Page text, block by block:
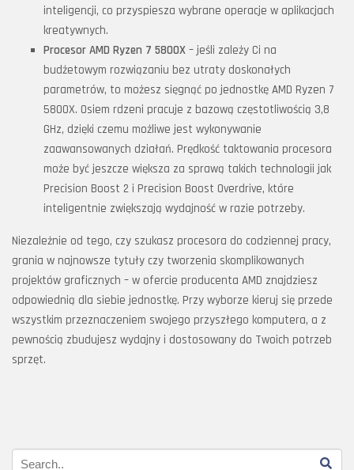
inteligencji, co przyspiesza wybrane operacje w aplikacjach
kreatywnych.
Procesor AMD Ryzen 7 5800X – jeśli zależy Ci na
budżetowym rozwiązaniu bez utraty doskonałych
parametrów, to możesz sięgnąć po jednostkę AMD Ryzen 7
5800X. Osiem rdzeni pracuje z bazową częstotliwością 3,8
GHz, dzięki czemu możliwe jest wykonywanie
zaawansowanych działań. Prędkość taktowania procesora
może być jeszcze większa za sprawą takich technologii jak
Precision Boost 2 i Precision Boost Overdrive, które
inteligentnie zwiększają wydajność w razie potrzeby.
Niezależnie od tego, czy szukasz procesora do codziennej pracy,
grania w najnowsze tytuły czy tworzenia skomplikowanych
projektów graficznych – w ofercie producenta AMD znajdziesz
odpowiednią dla siebie jednostkę. Przy wyborze kieruj się przede
wszystkim przeznaczeniem swojego przyszłego komputera, a z
pewnością zbudujesz wydajny i dostosowany do Twoich potrzeb
sprzęt.